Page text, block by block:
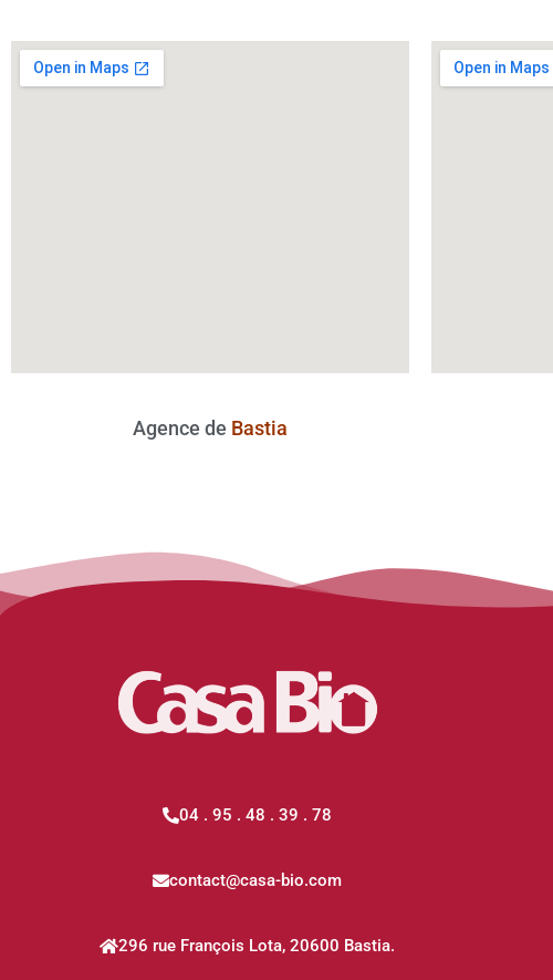
Agence de Bastia
04 . 95 . 48 . 39 . 78
contact@casa-bio.com
296 rue François Lota, 20600 Bastia.